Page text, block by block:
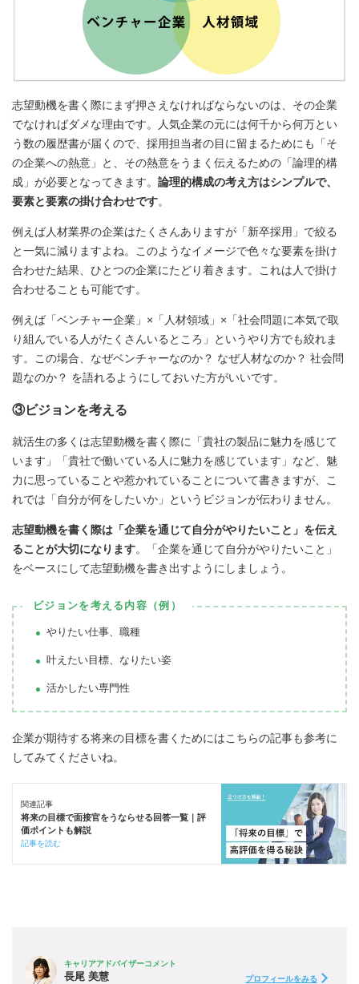
志望動機を書く際にまず押さえなければならないのは、その企業
でなければダメな理由です。人気企業の元には何千から何万とい
う数の履歴書が届くので、採用担当者の目に留まるためにも「そ
の企業への熱意」と、その熱意をうまく伝えるための「論理的構
成」が必要となってきます。 論理的構成の考え方はシンプルで、
要素と要素の掛け合わせです。
例えば人材業界の企業はたくさんありますが「新卒採用」で絞る
と一気に減りますよね。このようなイメージで色々な要素を掛け
合わせた結果、ひとつの企業にたどり着きます。これは人で掛け
合わせることも可能です。
例えば「ベンチャー企業」×「人材領域」×「社会問題に本気で取
り組んでいる人がたくさんいるところ」というやり方でも絞れま
す。この場合、なぜベンチャーなのか？ なぜ人材なのか？ 社会問
題なのか？ を語れるようにしておいた方がいいです。
③ビジョンを考える
就活生の多くは志望動機を書く際に「貴社の製品に魅力を感じて
います」「貴社で働いている人に魅力を感じています」など、魅
力に思っていることや惹かれていることについて書きますが、こ
れでは「自分が何をしたいか」というビジョンが伝わりません。
志望動機を書く際は「企業を通じて自分がやりたいこと」を伝え
ることが大切になります。「企業を通じて自分がやりたいこと」
をベースにして志望動機を書き出すようにしましょう。
ビジョンを考える内容（例）
やりたい仕事、職種
叶えたい目標、なりたい姿
活かしたい専門性
企業が期待する将来の目標を書くためにはこちらの記事も参考に
してみてくださいね。
関連記事
将来の目標で面接官をうならせる回答一覧｜評
価ポイントも解説
記事を読む
キャリアアドバイザーコメント
長尾 美慧 プロフィールをみる